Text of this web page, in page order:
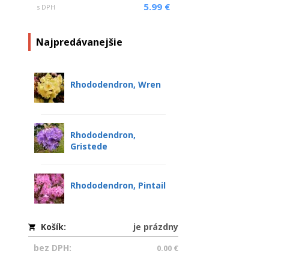
s DPH 5.99 €
Najpredávanejšie
Rhododendron, Wren
Rhododendron,
Gristede
Rhododendron, Pintail
Košík:
je prázdny
bez DPH:
0.00 €